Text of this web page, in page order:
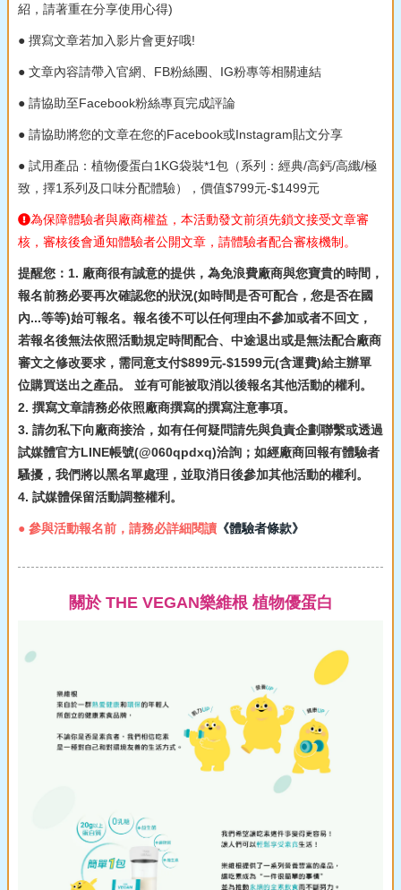
紹，請著重在分享使用心得)
● 撰寫文章若加入影片會更好哦!
● 文章內容請帶入官網、FB粉絲團、IG粉專等相關連結
● 請協助至Facebook粉絲專頁完成評論
● 請協助將您的文章在您的Facebook或Instagram貼文分享
● 試用產品：植物優蛋白1KG袋裝*1包（系列：經典/高鈣/高纖/極
致，擇1系列及口味分配體驗），價值$799元-$1499元
為保障體驗者與廠商權益，本活動發文前須先鎖文接受文章審
核，審核後會通知體驗者公開文章，請體驗者配合審核機制。
提醒您：1. 廠商很有誠意的提供，為免浪費廠商與您寶貴的時間，
報名前務必要再次確認您的狀況(如時間是否可配合，您是否在國
內...等等)始可報名。報名後不可以任何理由不參加或者不回文，
若報名後無法依照活動規定時間配合、中途退出或是無法配合廠商
審文之修改要求，需同意支付$899元-$1599元(含運費)給主辦單
位購買送出之產品。 並有可能被取消以後報名其他活動的權利。
2. 撰寫文章請務必依照廠商撰寫的撰寫注意事項。
3. 請勿私下向廠商接洽，如有任何疑問請先與負責企劃聯繫或透過
試媒體官方LINE帳號(@060qpdxq)洽詢；如經廠商回報有體驗者
騷擾，我們將以黑名單處理，並取消日後參加其他活動的權利。
4. 試媒體保留活動調整權利。
● 參與活動報名前，請務必詳細閱讀 《體驗者條款》
關於 THE VEGAN樂維根 植物優蛋白